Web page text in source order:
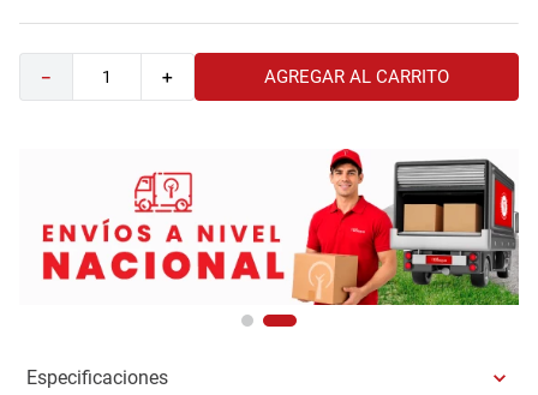
＋
－ AGREGAR AL CARRITO
Especificaciones